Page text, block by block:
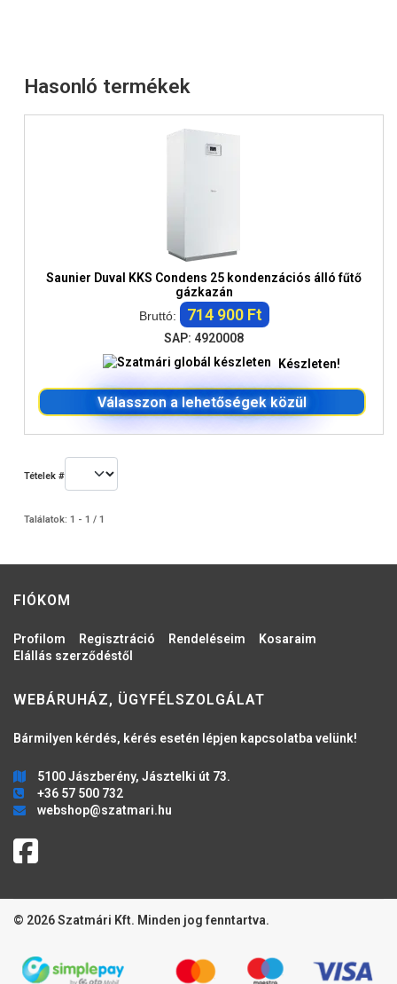
Hasonló termékek
Saunier Duval KKS Condens 25 kondenzációs álló fűtő
gázkazán
Bruttó:
714 900 Ft
SAP: 4920008
Készleten!
Válasszon a lehetőségek közül
Tételek #
Találatok: 1 - 1 / 1
FIÓKOM
Profilom Regisztráció Rendeléseim
Kosaraim
Elállás szerződéstől
WEBÁRUHÁZ, ÜGYFÉLSZOLGÁLAT
Bármilyen kérdés, kérés esetén lépjen kapcsolatba velünk!
5100 Jászberény, Jásztelki út 73.
+36 57 500 732
webshop@szatmari.hu
© 2026 Szatmári Kft. Minden jog fenntartva.